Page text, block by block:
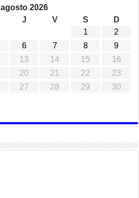
agosto 2026
J V S
D
1
2
6 7 8
9
13 14 15
16
20 21 22
23
27 28 29
30